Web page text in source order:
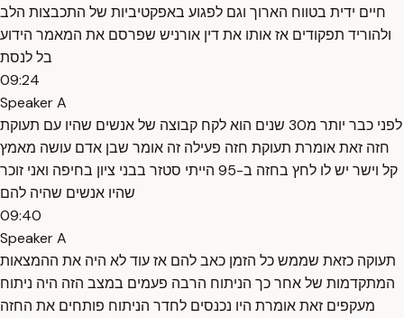
חיים ידית בטווח הארוך וגם לפגוע באפקטיביות של התכבצות הלב
ולהוריד תפקודים אז אותו את דין אורניש שפרסם את המאמר הידוע
בל לנסת
09:24
Speaker A
לפני כבר יותר מ30 שנים הוא לקח קבוצה של אנשים שהיו עם תעוקת
חזה זאת אומרת תעוקת חזה פעילה זה אומר שבן אדם עושה מאמץ
קל וישר יש לו לחץ בחזה ב-95 הייתי סטזר בבני ציון בחיפה ואני זוכר
שהיו אנשים שהיה להם
09:40
Speaker A
תעוקה כזאת שממש כל הזמן כאב להם אז עוד לא היה את ההמצאות
המתקדמות של אחר כך הניתוח הרבה פעמים במצב הזה היה ניתוח
מעקפים זאת אומרת היו נכנסים לחדר הניתוח פותחים את החזה